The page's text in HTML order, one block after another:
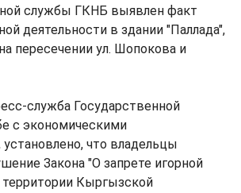
службы ГКНБ выявлен факт
деятельности в здании "Паллада",
пересечении ул. Шопокова и
служба Государственной
с экономическими
что владельцы
Закона "О запрете игорной
территории Кыргызской